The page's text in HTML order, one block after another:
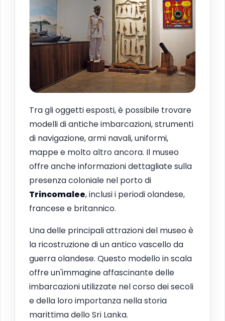
Tra gli oggetti esposti, è possibile trovare
modelli di antiche imbarcazioni, strumenti
di navigazione, armi navali, uniformi,
mappe e molto altro ancora. Il museo
offre anche informazioni dettagliate sulla
presenza coloniale nel porto di
Trincomalee, inclusi i periodi olandese,
francese e britannico.
Una delle principali attrazioni del museo è
la ricostruzione di un antico vascello da
guerra olandese. Questo modello in scala
offre un'immagine affascinante delle
imbarcazioni utilizzate nel corso dei secoli
e della loro importanza nella storia
marittima dello Sri Lanka.